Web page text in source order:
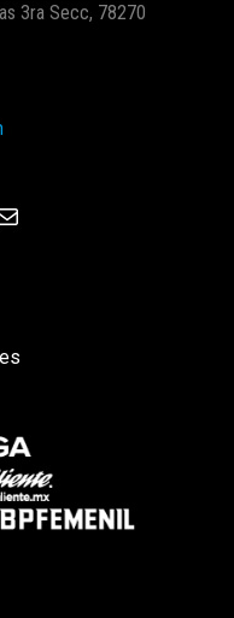
3ra Secc, 78270
electrónico